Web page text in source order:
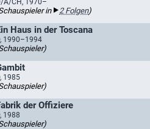
A/CH, 1970–
in 2 Folgen)
Haus in der Toscana
1990–1994
1985
der Offiziere
1988